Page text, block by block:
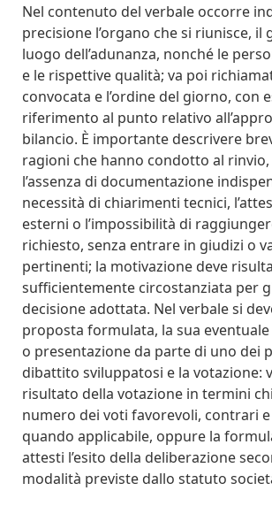
Nel contenuto del verbale occorre
precisione l’organo che si riunisce, il
luogo dell’adunanza, nonché le
e le rispettive qualità; va poi
convocata e l’ordine del giorno, con
riferimento al punto relativo
bilancio. È importante descrivere
ragioni che hanno condotto al
l’assenza di documentazione
necessità di chiarimenti tecnici,
esterni o l’impossibilità di
richiesto, senza entrare in giudizi o
pertinenti; la motivazione deve
sufficientemente circostanziata per
decisione adottata. Nel verbale si
proposta formulata, la sua
o presentazione da parte di uno dei
dibattito sviluppatosi e la votazione:
risultato della votazione in termini
numero dei voti favorevoli, contrari
quando applicabile, oppure la
attesti l’esito della deliberazione
modalità previste dallo statuto